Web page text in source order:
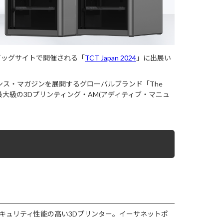
グサイトで開催される「TCT Japan 2024 」に出展い
・マガジンを展開するグローバルブランド「The
級の3Dプリンティング・AM(アディティブ・マニュ
ュリティ性能の高い3Dプリンター。イーサネットポ